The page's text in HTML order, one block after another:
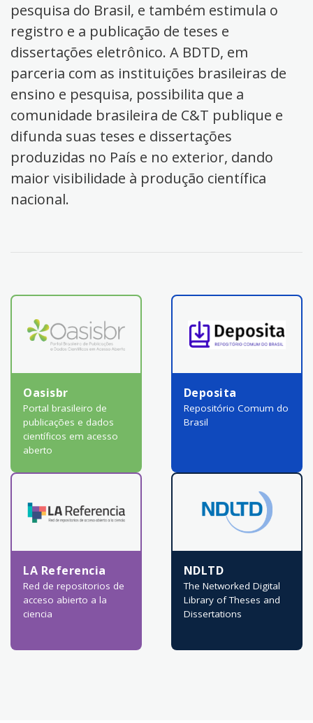
pesquisa do Brasil, e também estimula o
registro e a publicação de teses e
dissertações eletrônico. A BDTD, em
parceria com as instituições brasileiras de
ensino e pesquisa, possibilita que a
comunidade brasileira de C&T publique e
difunda suas teses e dissertações
produzidas no País e no exterior, dando
maior visibilidade à produção científica
nacional.
Oasisbr
Portal brasileiro de
publicações e dados
científicos em acesso
aberto
Deposita
Repositório Comum do
Brasil
LA Referencia
Red de repositorios de
acceso abierto a la
ciencia
NDLTD
The Networked Digital
Library of Theses and
Dissertations